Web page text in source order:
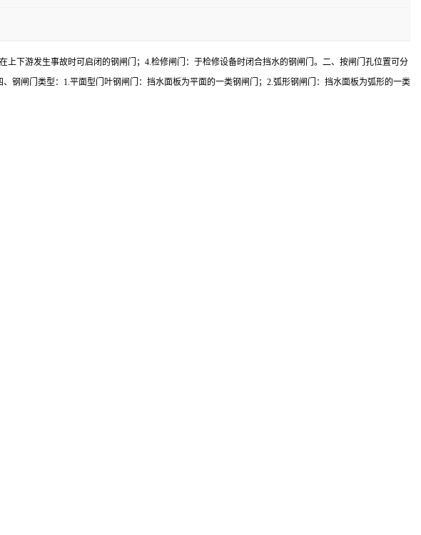
下游发生事故时可启闭的钢闸门；4.检修闸门：于检修设备时闭合挡水的钢闸门。二、按闸门孔位置可分
钢闸门类型：1.平面型门叶钢闸门：挡水面板为平面的一类钢闸门；2.弧形钢闸门：挡水面板为弧形的一类